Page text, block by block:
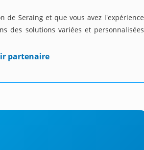
de Seraing et que vous avez l'expérience
des solutions variées et personnalisées
partenaire